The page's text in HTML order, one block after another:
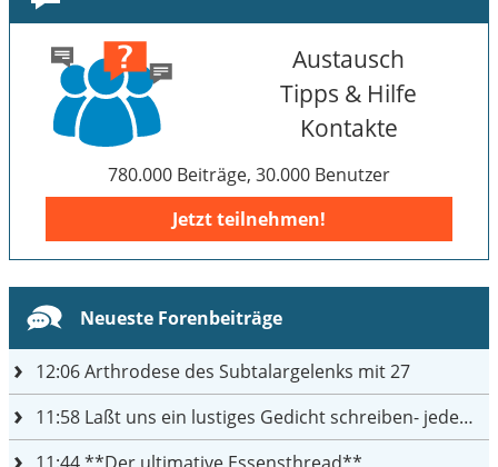
Austausch
Tipps & Hilfe
Kontakte
780.000 Beiträge, 30.000 Benutzer
Jetzt teilnehmen!
Neueste Forenbeiträge
12:06Arthrodese des Subtalargelenks mit 27
11:58 Laßt uns ein lustiges Gedicht schreiben- jeder einen Satz